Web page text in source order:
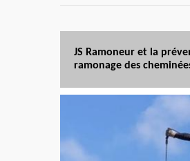
JS Ramoneur et la
ramonage des